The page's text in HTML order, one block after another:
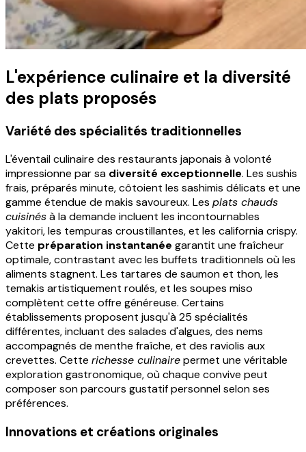
L'expérience culinaire et la diversité
des plats proposés
Variété des spécialités traditionnelles
L'éventail culinaire des restaurants japonais à volonté
impressionne par sa diversité exceptionnelle. Les sushis
frais, préparés minute, côtoient les sashimis délicats et une
gamme étendue de makis savoureux. Les plats chauds
cuisinésà la demande incluent les incontournables
yakitori, les tempuras croustillantes, et les california crispy.
Cette préparation instantanée garantit une fraîcheur
optimale, contrastant avec les buffets traditionnels où les
aliments stagnent. Les tartares de saumon et thon, les
temakis artistiquement roulés, et les soupes miso
complètent cette offre généreuse. Certains
établissements proposent jusqu'à 25 spécialités
différentes, incluant des salades d'algues, des nems
accompagnés de menthe fraîche, et des raviolis aux
crevettes. Cette richesse culinairepermet une véritable
exploration gastronomique, où chaque convive peut
composer son parcours gustatif personnel selon ses
préférences.
Innovations et créations originales